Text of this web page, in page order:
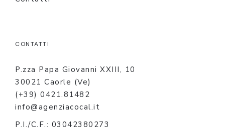
CONTATTI
P.zza Papa Giovanni XXIII, 10
30021 Caorle (Ve)
(+39) 0421.81482
info@agenziacocal.it
P.I./C.F.: 03042380273